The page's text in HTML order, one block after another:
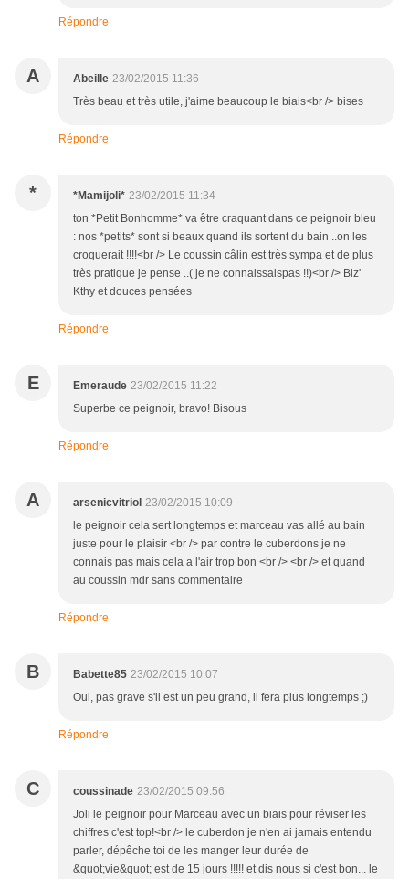
Répondre
A Abeille 23/02/2015 11:36
Très beau et très utile, j'aime beaucoup le biais<br /> bises
Répondre
* *Mamijoli* 23/02/2015 11:34
ton *Petit Bonhomme* va être craquant dans ce peignoir bleu
: nos *petits* sont si beaux quand ils sortent du bain ..on les
croquerait !!!!<br /> Le coussin câlin est très sympa et de plus
très pratique je pense ..( je ne connaissaispas !!)<br /> Biz'
Kthy et douces pensées
Répondre
E Emeraude 23/02/2015 11:22
Superbe ce peignoir, bravo! Bisous
Répondre
A arsenicvitriol 23/02/2015 10:09
le peignoir cela sert longtemps et marceau vas allé au bain
juste pour le plaisir <br /> par contre le cuberdons je ne
connais pas mais cela a l'air trop bon <br /> <br /> et quand
au coussin mdr sans commentaire
Répondre
B Babette85 23/02/2015 10:07
Oui, pas grave s'il est un peu grand, il fera plus longtemps ;)
Répondre
C coussinade 23/02/2015 09:56
Joli le peignoir pour Marceau avec un biais pour réviser les
chiffres c'est top!<br /> le cuberdon je n'en ai jamais entendu
parler, dépêche toi de les manger leur durée de
&quot;vie&quot; est de 15 jours !!!!! et dis nous si c'est bon... le